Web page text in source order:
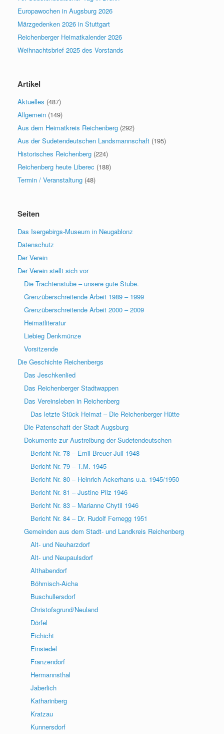
Europawochen in Augsburg 2026
Märzgedenken 2026 in Stuttgart
Reichenberger Heimatkalender 2026
Weihnachtsbrief 2025 des Vorstands
Artikel
Aktuelles (487)
Allgemein (149)
Aus dem Heimatkreis Reichenberg (292)
Aus der Sudetendeutschen Landsmannschaft (195)
Historisches Reichenberg (224)
Reichenberg heute Liberec (188)
Termin / Veranstaltung (48)
Seiten
Das Isergebirgs-Museum in Neugablonz
Datenschutz
Der Verein
Der Verein stellt sich vor
Die Trachtenstube – unsere gute Stube.
Grenzüberschreitende Arbeit 1989 – 1999
Grenzüberschreitende Arbeit 2000 – 2009
Heimatliteratur
Liebieg Denkmünze
Vorsitzende
Die Geschichte Reichenbergs
Das Jeschkenlied
Das Reichenberger Stadtwappen
Das Vereinsleben in Reichenberg
Das letzte Stück Heimat – Die Reichenberger Hütte
Die Patenschaft der Stadt Augsburg
Dokumente zur Austreibung der Sudetendeutschen
Bericht Nr. 78 – Emil Breuer Juli 1948
Bericht Nr. 79 – T.M. 1945
Bericht Nr. 80 – Heinrich Ackerhans u.a. 1945/1950
Bericht Nr. 81 – Justine Pilz 1946
Bericht Nr. 83 – Marianne Chytil 1946
Bericht Nr. 84 – Dr. Rudolf Fernegg 1951
Gemeinden aus dem Stadt- und Landkreis Reichenberg
Alt- und Neuharzdorf
Alt- und Neupaulsdorf
Althabendorf
Böhmisch-Aicha
Buschullersdorf
Christofsgrund/Neuland
Dörfel
Eichicht
Einsiedel
Franzendorf
Hermannsthal
Jaberlich
Katharinberg
Kratzau
Kunnersdorf